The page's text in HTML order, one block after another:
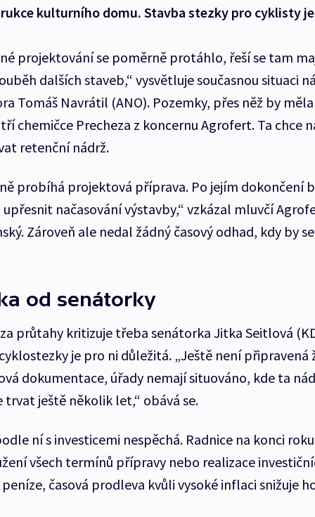
kulturního domu. Stavba stezky pro cyklisty
projektování se poměrně protáhlo, řeší se tam
dalších staveb,“ vysvětluje současnou situaci
Tomáš Navrátil (ANO). Pozemky, přes něž by
chemičce Precheza z koncernu Agrofert. Ta chce
retenční nádrž.
probíhá projektová příprava. Po jejím dokončení
načasování výstavby,“ vzkázal mluvčí
Zároveň ale nedal žádný časový odhad, kdy by
od senátorky
průtahy kritizuje třeba senátorka Jitka Seitlová
je pro ni důležitá. „Ještě není připravená
dokumentace, úřady nemají situováno, kde ta
trvat ještě několik let,“ obává se.
ní s investicemi nespěchá. Radnice na konci
všech termínů přípravy nebo realizace
peníze, časová prodleva kvůli vysoké inflaci snižuje